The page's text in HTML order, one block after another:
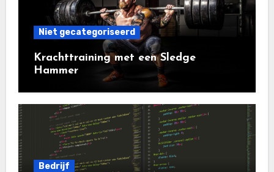
Niet gecategoriseerd
Krachttraining met een Sledge
Hammer
Bedrijf